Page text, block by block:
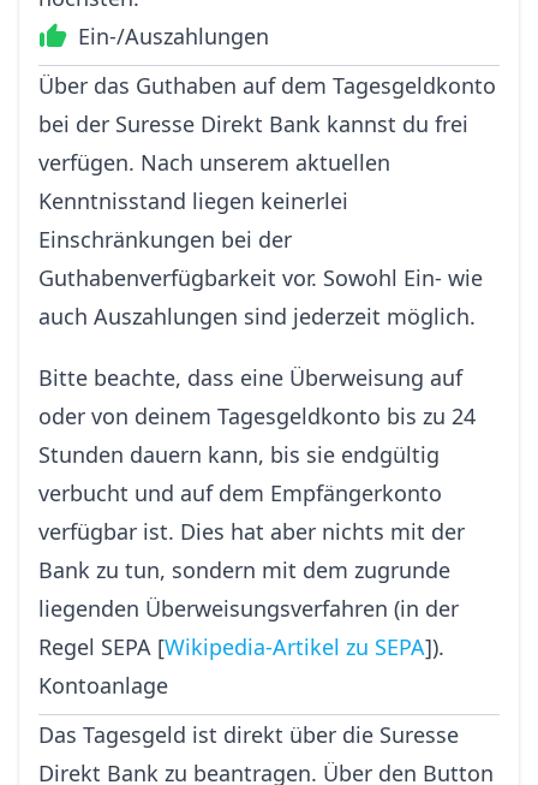
Ein-/Auszahlungen
Über das Guthaben auf dem Tagesgeldkonto
bei der Suresse Direkt Bank kannst du frei
verfügen. Nach unserem aktuellen
Kenntnisstand liegen keinerlei
Einschränkungen bei der
Guthabenverfügbarkeit vor. Sowohl Ein- wie
auch Auszahlungen sind jederzeit möglich.
Bitte beachte, dass eine Überweisung auf
oder von deinem Tagesgeldkonto bis zu 24
Stunden dauern kann, bis sie endgültig
verbucht und auf dem Empfängerkonto
verfügbar ist. Dies hat aber nichts mit der
Bank zu tun, sondern mit dem zugrunde
liegenden Überweisungsverfahren (in der
Regel SEPA [Wikipedia-Artikel zu SEPA]).
Kontoanlage
Das Tagesgeld ist direkt über die Suresse
Direkt Bank zu beantragen. Über den Button